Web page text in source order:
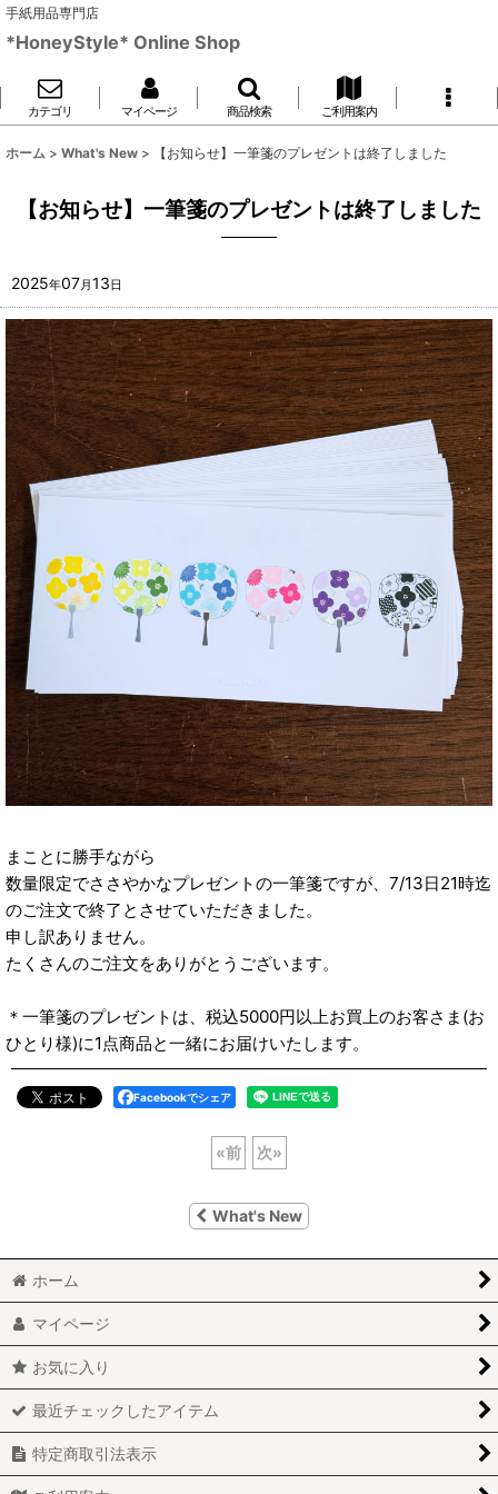
手紙用品専門店
*HoneyStyle* Online Shop
カテゴリ マイページ 商品検索 ご利用案内
ホーム > What's New > 【お知らせ】一筆箋のプレゼントは終了しました
【お知らせ】一筆箋のプレゼントは終了しました
2025年07月13日
まことに勝手ながら
数量限定でささやかなプレゼントの一筆箋ですが、7/13日21時迄
のご注文で終了とさせていただきました。
申し訳ありません。
たくさんのご注文をありがとうございます。
＊一筆箋のプレゼントは、税込5000円以上お買上のお客さま(お
ひとり様)に1点商品と一緒にお届けいたします。
Facebookでシェア
«前 次»
What's New
ホーム
マイページ
お気に入り
最近チェックしたアイテム
特定商取引法表示